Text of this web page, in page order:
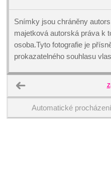
Snímky jsou chráněny
majetková autorská práva k
osoba.Tyto fotografie je
prokazatelného souhlasu
Automatické